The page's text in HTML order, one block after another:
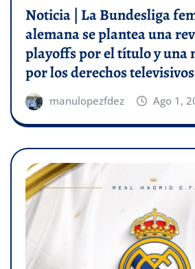
Noticia | La Bundesliga
alemana se plantea una
playoffs por el título y una
por los derechos televisivos
manulopezfdez Ago 1,